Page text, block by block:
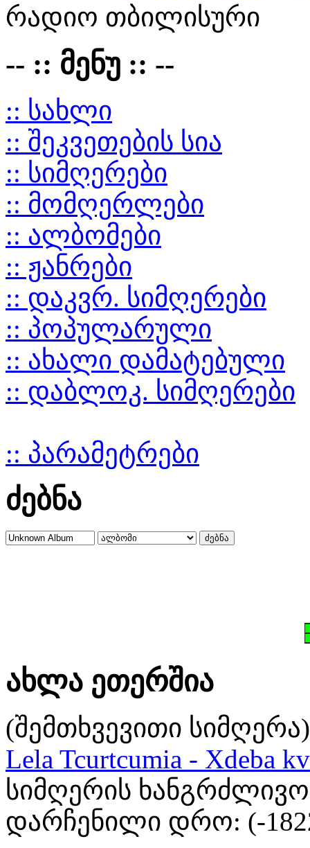
რადიო თბილისური
-- :: მენუ :: --
:: სახლი
:: შეკვეთების სია
:: სიმღერები
:: მომღერლები
:: ალბომები
:: ჟანრები
:: დაკვრ. სიმღერები
:: პოპულარული
:: ახალი დამატებული
:: დაბლოკ. სიმღერები
:: პარამეტრები
ძებნა
ახლა ეთერშია
(შემთხვევითი სიმღერა)
Lela Tcurtcumia - Xdeba
სიმღერის
დარჩენილი დრო: (-